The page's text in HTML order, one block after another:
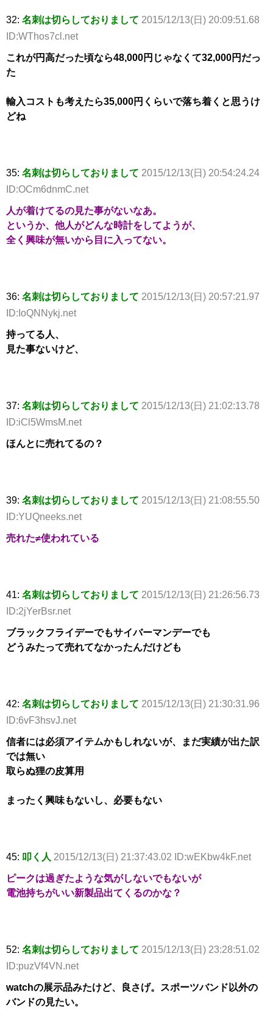
32: 名刺は切らしておりまして 2015/12/13(日) 20:09:51.68
ID:WThos7cl.net
これが円高だった頃なら48,000円じゃなくて32,000円だっ
た
輸入コストも考えたら35,000円くらいで落ち着くと思うけ
どね
35: 名刺は切らしておりまして 2015/12/13(日) 20:54:24.24
ID:OCm6dnmC.net
人が着けてるの見た事がないなあ。
というか、他人がどんな時計をしてようが、
全く興味が無いから目に入ってない。
36: 名刺は切らしておりまして 2015/12/13(日) 20:57:21.97
ID:IoQNNykj.net
持ってる人、
見た事ないけど、
37: 名刺は切らしておりまして 2015/12/13(日) 21:02:13.78
ID:iCl5WmsM.net
ほんとに売れてるの？
39: 名刺は切らしておりまして 2015/12/13(日) 21:08:55.50
ID:YUQneeks.net
売れた≠使われている
41: 名刺は切らしておりまして 2015/12/13(日) 21:26:56.73
ID:2jYerBsr.net
ブラックフライデーでもサイバーマンデーでも
どうみたって売れてなかったんだけども
42: 名刺は切らしておりまして 2015/12/13(日) 21:30:31.96
ID:6vF3hsvJ.net
信者には必須アイテムかもしれないが、まだ実績が出た訳
では無い
取らぬ狸の皮算用
まったく興味もないし、必要もない
45: 叩く人 2015/12/13(日) 21:37:43.02 ID:wEKbw4kF.net
ピークは過ぎたような気がしないでもないが
電池持ちがいい新製品出てくるのかな？
52: 名刺は切らしておりまして 2015/12/13(日) 23:28:51.02
ID:puzVf4VN.net
watchの展示品みたけど、良さげ。スポーツバンド以外の
バンドの見たい。